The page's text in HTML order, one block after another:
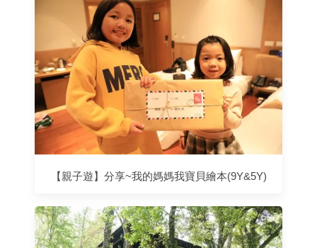
【親子遊】分享~我的媽媽我寶貝繪本(9Y&5Y)